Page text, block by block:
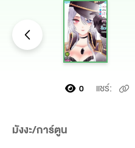
0 แชร์:
มังงะ/การ์ตูน